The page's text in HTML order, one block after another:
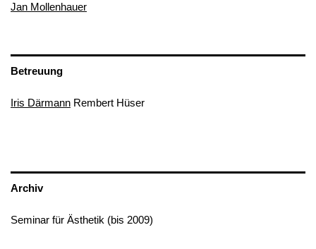
Jan Mollenhauer
Betreuung
Iris Därmann Rembert Hüser
Archiv
Seminar für Ästhetik (bis 2009)